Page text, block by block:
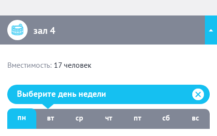
зал 4
Вместимость: 17 человек
Выберите день недели:
Выберите день недели
пн вт ср чт пт сб вс